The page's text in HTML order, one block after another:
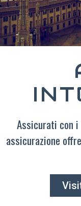
Assicurati con
assicurazione